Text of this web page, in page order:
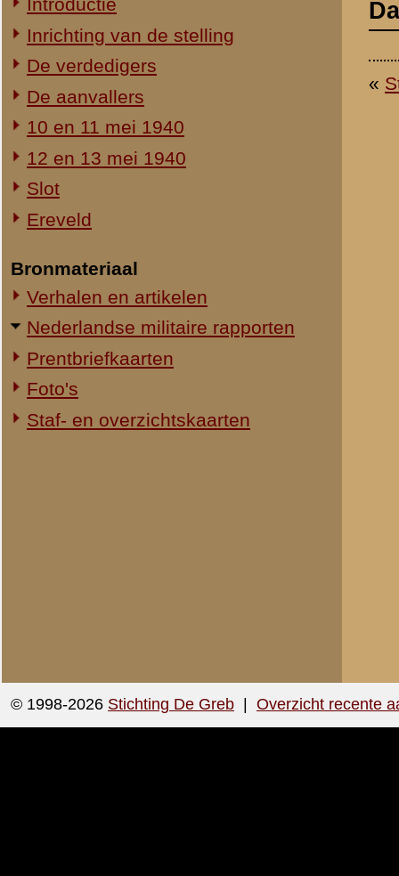
Ereveld
Bronmateriaal
Verhalen en artikelen
Prentbriefkaarten
Foto's
© 1998-2026Stichting De Greb|Overzicht recente aanvullingen